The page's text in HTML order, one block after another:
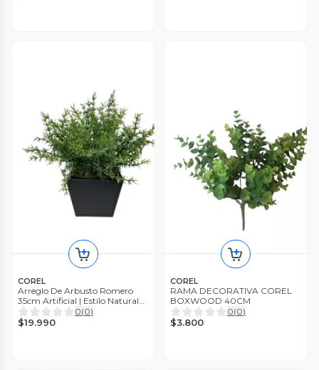
COREL
Arreglo De Arbusto Romero
35cm Artificial | Estilo Natural
para Interiores y Vitrinas
0(0)
$19.990
COREL
RAMA DECORATIVA COREL
BOXWOOD 40CM
0(0)
$3.800